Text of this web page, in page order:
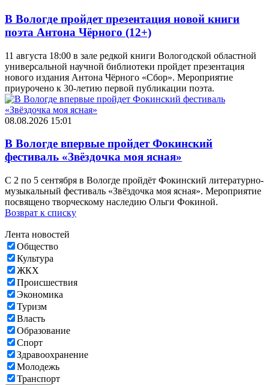
В Вологде пройдет презентация новой книги
поэта Антона Чёрного (12+)
11 августа 18:00 в зале редкой книги Вологодской областной
универсальной научной библиотеки пройдет презентация
нового издания Антона Чёрного «Сбор». Мероприятие
приурочено к 30-летию первой публикации поэта.
08.08.2026 15:01
В Вологде впервые пройдет Фокинский
фестиваль «Звёздочка моя ясная»
С 2 по 5 сентября в Вологде пройдёт Фокинский литературно-
музыкальный фестиваль «Звёздочка моя ясная». Мероприятие
посвящено творческому наследию Ольги Фокиной.
Возврат к списку
Лента новостей
Общество
Культура
ЖКХ
Происшествия
Экономика
Туризм
Власть
Образование
Спорт
Здравоохранение
Молодежь
Транспорт